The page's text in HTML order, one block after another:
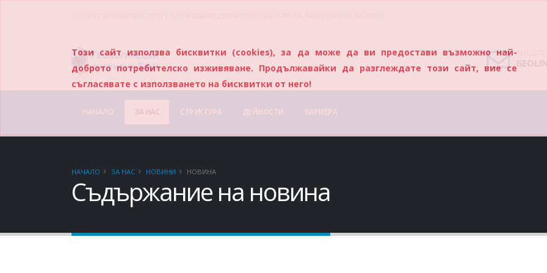
ПИШЕТЕ
НАЧАЛО СТРУКТУРА ДЕЙНОСТИ КАРИЕРА
НАЧАЛО ЗА НАС НОВИНИ НОВИНА
Съдържание на новина
Този сайт използва бисквитки (cookies), за да може да ви предостави възможно най-
доброто потребителско изживяване. Продължавайки да разглеждате този сайт, вие се
съгласявате с използването на бисквитки от него!